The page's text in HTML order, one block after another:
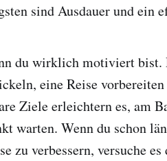
sind Ausdauer und ein
du wirklich motiviert bist.
eine Reise
Ziele erleichtern es, am
warten. Wenn du schon
zu verbessern, versuche